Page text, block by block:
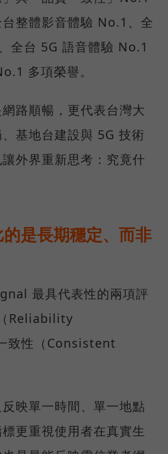
整體影音體驗 No.1、全
全台 5G 語音體驗 No.1
多項榮譽。
路順暢，更代表台灣大
基地台建設與 5G 技術
外界重新思考：究竟什
是長期穩定、而非
最具代表性的兩項評
Reliability
致性（Consistent
映單一時間、單一地點
更重視使用者在真實生